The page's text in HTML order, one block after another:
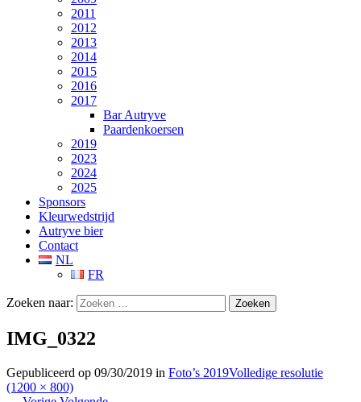
2011
2012
2013
2014
2015
2016
2017
Bar Autryve
Paardenkoersen
2019
2023
2024
2025
Sponsors
Kleurwedstrijd
Autryve bier
Contact
NL
FR
Zoeken naar:
IMG_0322
Gepubliceerd op 09/30/2019 in Foto’s 2019Volledige resolutie
(1200 × 800)